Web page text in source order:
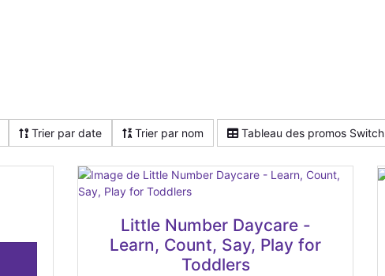
Trier par date Trier par nom Tableau des promos Switch
Little Number Daycare -
Learn, Count, Say, Play for
Toddlers